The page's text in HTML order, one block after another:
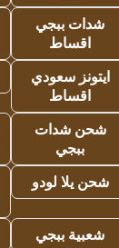
شدات ببجي
اقساط
ايتونز سعودي
اقساط
شحن شدات
ببجي
شحن يلا لودو
شعبية ببجي